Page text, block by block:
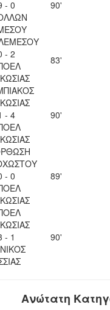
- 0
90'
- 2
83'
- 4
90'
- 0
89'
- 1
90'
Ανώτατη